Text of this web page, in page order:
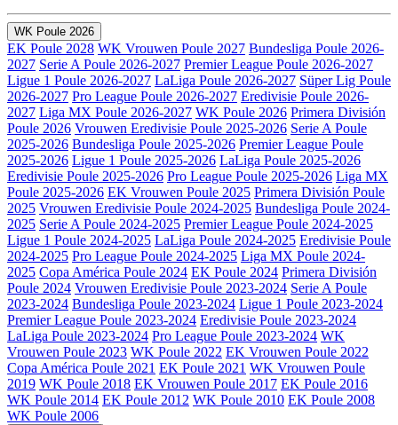
WK Poule 2026
EK Poule 2028 WK Vrouwen Poule 2027 Bundesliga Poule 2026-
2027 Serie A Poule 2026-2027 Premier League Poule 2026-2027
Ligue 1 Poule 2026-2027 LaLiga Poule 2026-2027 Süper Lig Poule
2026-2027 Pro League Poule 2026-2027 Eredivisie Poule 2026-
2027 Liga MX Poule 2026-2027 WK Poule 2026 Primera División
Poule 2026 Vrouwen Eredivisie Poule 2025-2026 Serie A Poule
2025-2026 Bundesliga Poule 2025-2026 Premier League Poule
2025-2026 Ligue 1 Poule 2025-2026 LaLiga Poule 2025-2026
Eredivisie Poule 2025-2026 Pro League Poule 2025-2026 Liga MX
Poule 2025-2026 EK Vrouwen Poule 2025 Primera División Poule
2025 Vrouwen Eredivisie Poule 2024-2025 Bundesliga Poule 2024-
2025 Serie A Poule 2024-2025 Premier League Poule 2024-2025
Ligue 1 Poule 2024-2025 LaLiga Poule 2024-2025 Eredivisie Poule
2024-2025 Pro League Poule 2024-2025 Liga MX Poule 2024-
2025 Copa América Poule 2024 EK Poule 2024 Primera División
Poule 2024 Vrouwen Eredivisie Poule 2023-2024 Serie A Poule
2023-2024 Bundesliga Poule 2023-2024 Ligue 1 Poule 2023-2024
Premier League Poule 2023-2024 Eredivisie Poule 2023-2024
LaLiga Poule 2023-2024 Pro League Poule 2023-2024 WK
Vrouwen Poule 2023 WK Poule 2022 EK Vrouwen Poule 2022
Copa América Poule 2021 EK Poule 2021 WK Vrouwen Poule
2019 WK Poule 2018 EK Vrouwen Poule 2017 EK Poule 2016
WK Poule 2014 EK Poule 2012 WK Poule 2010 EK Poule 2008
WK Poule 2006